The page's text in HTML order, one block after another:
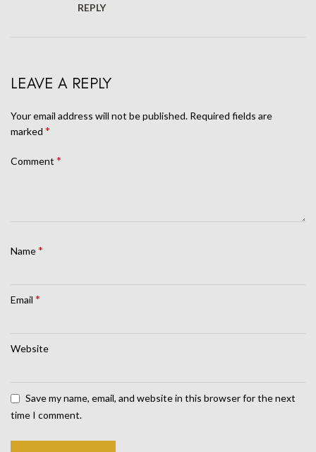
REPLY
LEAVE A REPLY
Your email address will not be published. Required fields are
marked *
Comment *
Name*
Email *
Website
Save my name, email, and website in this browser for the next
time I comment.